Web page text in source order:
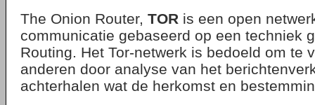
The Onion Router, TOR is een open
communicatie gebaseerd op een techniek
Routing. Het Tor-netwerk is bedoeld om te
anderen door analyse van het
achterhalen wat de herkomst en